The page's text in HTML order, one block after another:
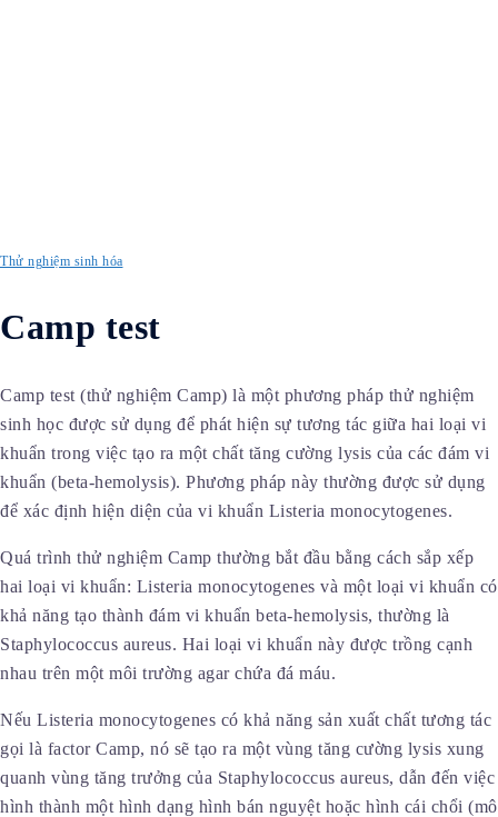
Thử nghiệm sinh hóa
Camp test
Camp test (thử nghiệm Camp) là một phương pháp thử nghiệm
sinh học được sử dụng để phát hiện sự tương tác giữa hai loại vi
khuẩn trong việc tạo ra một chất tăng cường lysis của các đám vi
khuẩn (beta-hemolysis). Phương pháp này thường được sử dụng
để xác định hiện diện của vi khuẩn Listeria monocytogenes.
Quá trình thử nghiệm Camp thường bắt đầu bằng cách sắp xếp
hai loại vi khuẩn: Listeria monocytogenes và một loại vi khuẩn có
khả năng tạo thành đám vi khuẩn beta-hemolysis, thường là
Staphylococcus aureus. Hai loại vi khuẩn này được trồng cạnh
nhau trên một môi trường agar chứa đá máu.
Nếu Listeria monocytogenes có khả năng sản xuất chất tương tác
gọi là factor Camp, nó sẽ tạo ra một vùng tăng cường lysis xung
quanh vùng tăng trưởng của Staphylococcus aureus, dẫn đến việc
hình thành một hình dạng hình bán nguyệt hoặc hình cái chổi (mô